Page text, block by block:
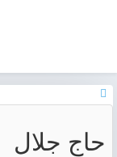
حاج جلال